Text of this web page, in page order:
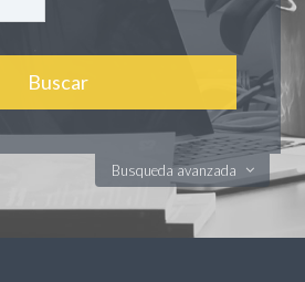
Busqueda avanzada